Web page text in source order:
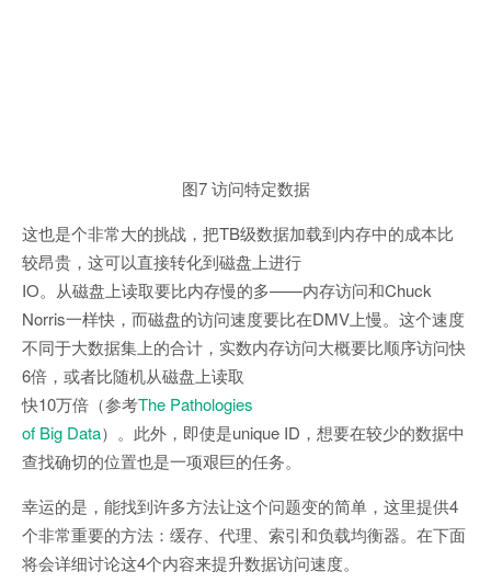
图7 访问特定数据
这也是个非常大的挑战，把TB级数据加载到内存中的成本比
较昂贵，这可以直接转化到磁盘上进行
IO。从磁盘上读取要比内存慢的多——内存访问和Chuck
Norris一样快，而磁盘的访问速度要比在DMV上慢。这个速度
不同于大数据集上的合计，实数内存访问大概要比顺序访问快
6倍，或者比随机从磁盘上读取
快10万倍（参考The Pathologies
of Big Data）。此外，即使是unique ID，想要在较少的数据中
查找确切的位置也是一项艰巨的任务。
幸运的是，能找到许多方法让这个问题变的简单，这里提供4
个非常重要的方法：缓存、代理、索引和负载均衡器。在下面
将会详细讨论这4个内容来提升数据访问速度。